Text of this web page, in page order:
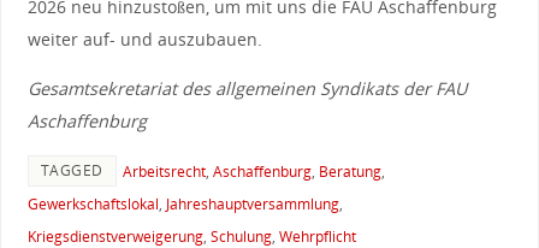
2026 neu hinzustoßen, um mit uns die FAU Aschaffenburg
weiter auf- und auszubauen.
Gesamtsekretariat des allgemeinen Syndikats der FAU
Aschaffenburg
TAGGED Arbeitsrecht, Aschaffenburg, Beratung,
Gewerkschaftslokal, Jahreshauptversammlung,
Kriegsdienstverweigerung, Schulung, Wehrpflicht